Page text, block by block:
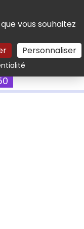
vous souhaitez
Personnaliser
Rechercher